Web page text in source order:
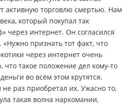
активную торговлю смертью. Нам
который покупал так
через интернет. Он согласился
признать тот факт, что
через интернет очень
что такое положение дел кому-то
во всём этом крутятся.
раз приобретал их. Ужасно то,
такая волна наркомании,